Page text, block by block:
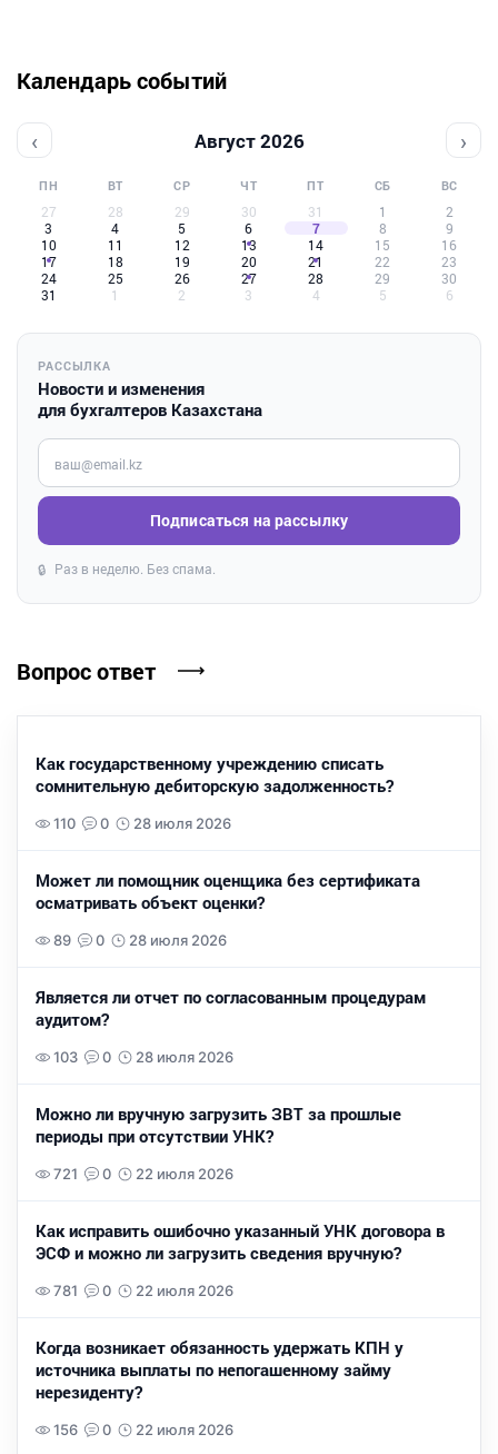
Календарь событий
‹ Август 2026 ›
ПН ВТ СР ЧТ ПТ СБ ВС
27 28 29 30 31 1
2
3
4 5 6 7 8
9
10
11 12 13 14 15
16
17
18 19 20 21 22
23
24
25 26 27 28 29
30
31
1 2 3 4 5 6
РАССЫЛКА
Новости и изменения
для бухгалтеров Казахстана
Введите ваш e-mail
Подписаться на рассылку
🔒 Раз в неделю. Без спама.
Вопрос ответ
Как государственному учреждению списать
сомнительную дебиторскую задолженность?
110 0 28 июля 2026
Может ли помощник оценщика без сертификата
осматривать объект оценки?
89 0 28 июля 2026
Является ли отчет по согласованным процедурам
аудитом?
103 0 28 июля 2026
Можно ли вручную загрузить ЗВТ за прошлые
периоды при отсутствии УНК?
721 0 22 июля 2026
Как исправить ошибочно указанный УНК договора в
ЭСФ и можно ли загрузить сведения вручную?
781 0 22 июля 2026
Когда возникает обязанность удержать КПН у
источника выплаты по непогашенному займу
нерезиденту?
156 0 22 июля 2026